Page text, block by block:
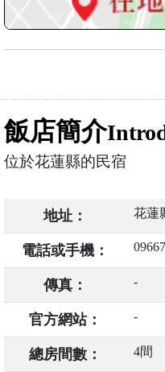
飯店簡介
位於花蓮縣的民宿
地址： 花蓮
電話或手機：
傳真： -
官方網站： -
總房間數： 4間